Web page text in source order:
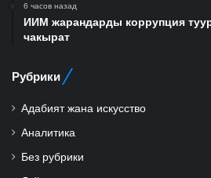
6 часов назад
ИИМ жарандарды коррупция
чакырат
Рубрики
Адабият жана искусство
Аналитика
Без рубрики